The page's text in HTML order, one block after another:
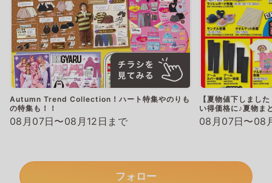
Autumn Trend Collection！ハート特集やのりも
の特集も！！
08月07日〜08月12日まで
【夏物値下しまし
い得価格に♪夏物ま
08月07日〜08
フォロー